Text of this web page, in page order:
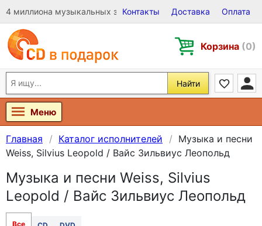
4 миллиона музыкальных записей на Виниле, CD и DVD
Контакты Доставка Оплата
Корзина (0)
Найти
Меню
Главная Каталог исполнителей
Музыка и песни
Weiss, Silvius Leopold / Вайс Зильвиус Леопольд
Музыка и песни Weiss, Silvius
Leopold / Вайс Зильвиус Леопольд
Все